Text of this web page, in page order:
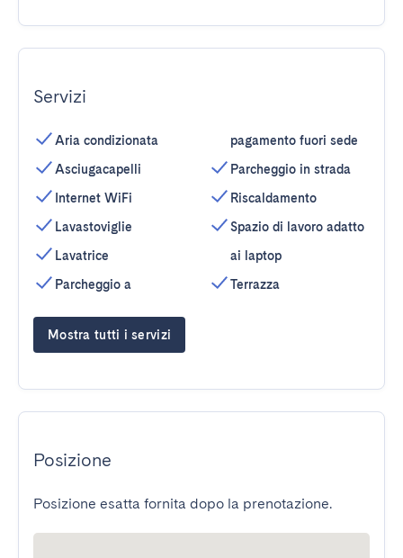
Servizi
Aria condizionata
Asciugacapelli
Internet WiFi
Lavastoviglie
Lavatrice
Parcheggio a
pagamento fuori sede
Parcheggio in strada
Riscaldamento
Spazio di lavoro adatto
ai laptop
Terrazza
Mostra tutti i servizi
Posizione
Posizione esatta fornita dopo la prenotazione.